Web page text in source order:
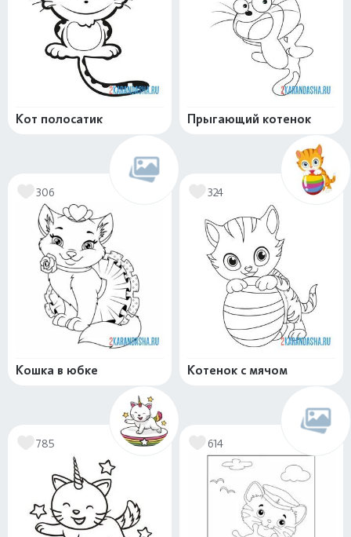
Кот полосатик Прыгающий котенок
306
Кошка в юбке
324
Котенок с мячом
785 614